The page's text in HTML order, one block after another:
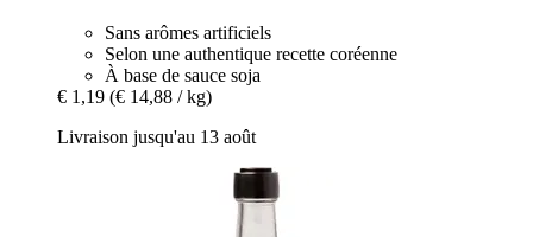
Sans arômes artificiels
Selon une authentique recette coréenne
À base de sauce soja
€ 1,19 (€ 14,88 / kg)
Livraison jusqu'au 13 août